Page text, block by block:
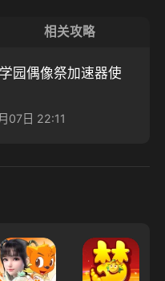
相关攻略
园偶像祭加速器使
07日 22:11